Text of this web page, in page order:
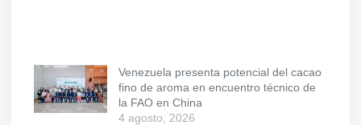
Venezuela presenta potencial del cacao
fino de aroma en encuentro técnico de
la FAO en China
4 agosto, 2026